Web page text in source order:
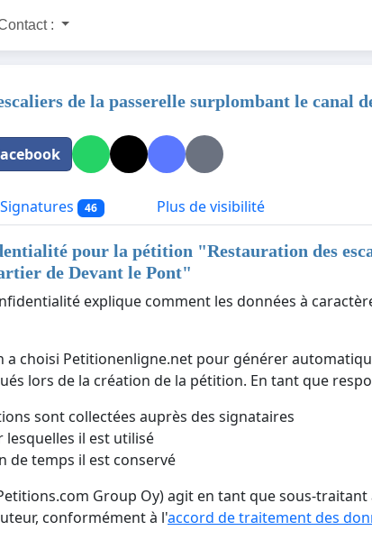
:
de la passerelle surplombant le canal
Signatures 46 Plus de visibilité
pour la pétition "Restauration des
de Devant le Pont"
explique comment les données à
a choisi Petitionenligne.net pour générer
lors de la création de la pétition. En tant que
sont collectées auprès des signataires
lesquelles il est utilisé
de temps il est conservé
Group Oy) agit en tant que sous-
conformément à l'accord de traitement des